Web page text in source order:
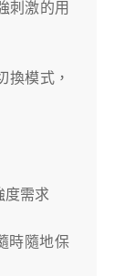
刺激的用
換模式，
度需求
時隨地保